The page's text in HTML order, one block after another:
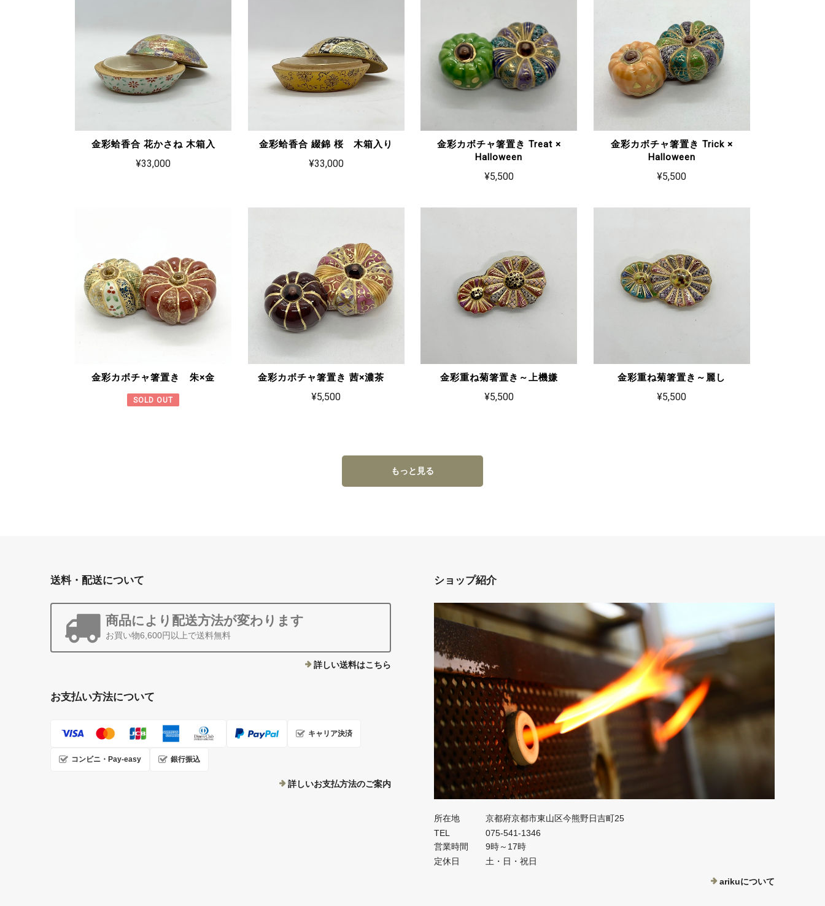
金彩蛤香合 花かさね 木箱入
¥33,000
金彩蛤香合 綴錦 桜 木箱入り
¥33,000
金彩カボチャ箸置き Treat ×
Halloween
¥5,500
金彩カボチャ箸置き Trick ×
Halloween
¥5,500
金彩カボチャ箸置き 朱×金
SOLD OUT
金彩カボチャ箸置き 茜×濃茶
¥5,500
金彩重ね菊箸置き～上機嫌
¥5,500
金彩重ね菊箸置き～麗し
¥5,500
もっと見る
送料・配送について
商品により配送方法が変わります
お買い物6,600円以上で送料無料
詳しい送料はこちら
お支払い方法について
キャリア決済
コンビニ・Pay-easy 銀行振込
詳しいお支払方法のご案内
ショップ紹介
所在地
京都府京都市東山区今熊野日吉町25
TEL
075-541-1346
営業時間
9時～17時
定休日
土・日・祝日
arikuについて